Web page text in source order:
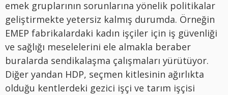
emek gruplarının sorunlarına yönelik politikalar
geliştirmekte yetersiz kalmış durumda. Örneğin
EMEP fabrikalardaki kadın işçiler için iş güvenliği
ve sağlığı meselelerini ele almakla beraber
buralarda sendikalaşma çalışmaları yürütüyor.
Diğer yandan HDP, seçmen kitlesinin ağırlıkta
olduğu kentlerdeki gezici işçi ve tarım işçisi